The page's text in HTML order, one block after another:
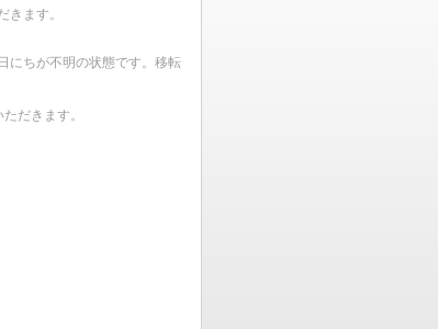
ます。
にちが不明の状態です。移転
だきます。